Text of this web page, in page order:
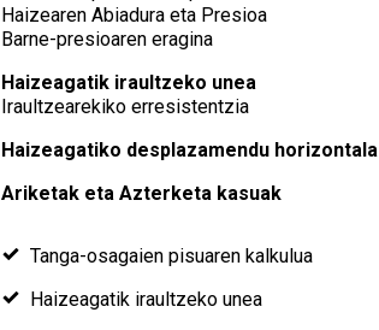
Haizearen Abiadura eta Presioa
Barne-presioaren eragina
Haizeagatik iraultzeko unea
Iraultzearekiko erresistentzia
Haizeagatiko desplazamendu horizontala
Ariketak eta Azterketa kasuak
Tanga-osagaien pisuaren kalkulua
Haizeagatik iraultzeko unea